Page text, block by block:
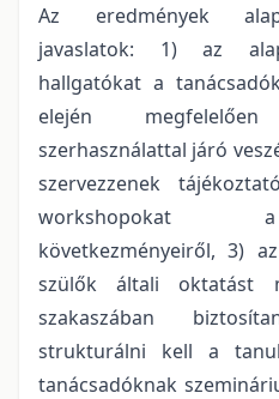
Az eredmények
javaslatok: 1) az
hallgatókat a
elején
szerhasználattal járó
szervezzenek
workshopokat
következményeiről, 3)
szülők általi oktatást
szakaszában
strukturálni kell a
tanácsadóknak